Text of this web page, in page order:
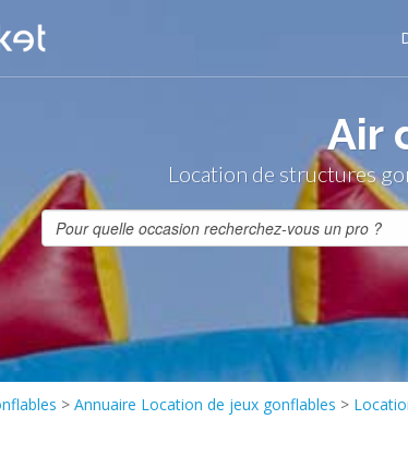
Air
Location de structures
> Annuaire Location de jeux gonflables >